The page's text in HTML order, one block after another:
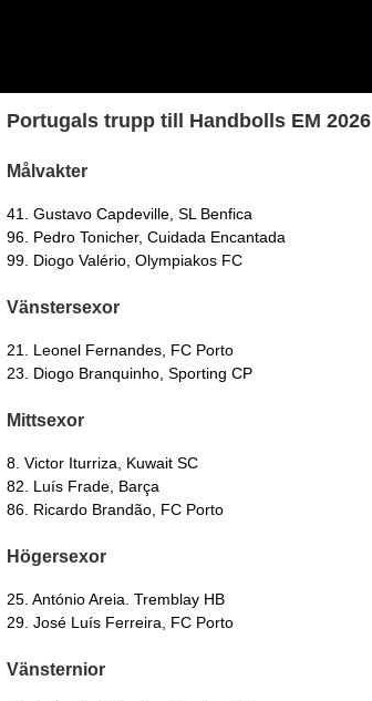
Portugals trupp till Handbolls EM 2026
Målvakter
41. Gustavo Capdeville, SL Benfica
96. Pedro Tonicher, Cuidada Encantada
99. Diogo Valério, Olympiakos FC
Vänstersexor
21. Leonel Fernandes, FC Porto
23. Diogo Branquinho, Sporting CP
Mittsexor
8. Victor Iturriza, Kuwait SC
82. Luís Frade, Barça
86. Ricardo Brandão, FC Porto
Högersexor
25. António Areia. Tremblay HB
29. José Luís Ferreira, FC Porto
Vänsternior